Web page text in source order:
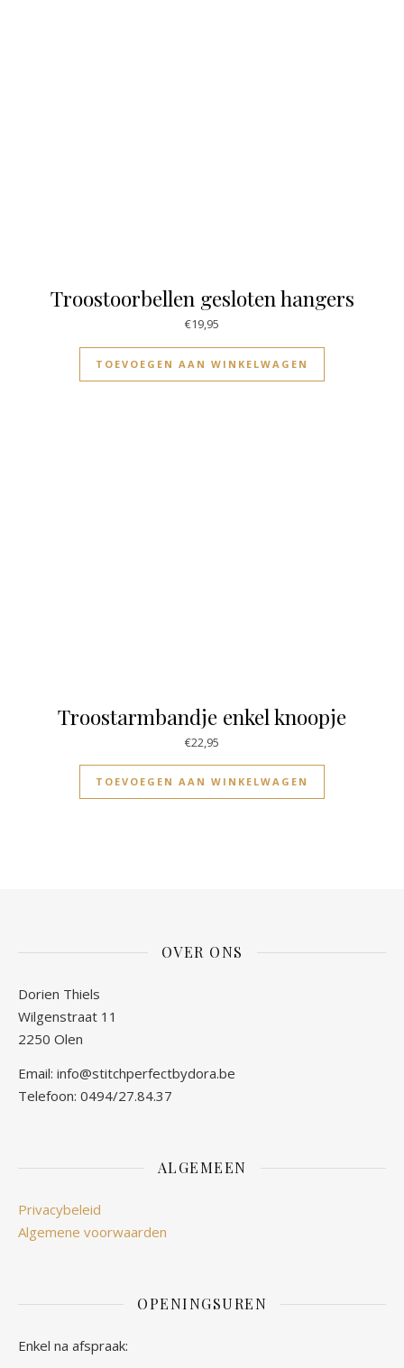
Troostoorbellen gesloten hangers
€19,95
TOEVOEGEN AAN WINKELWAGEN
Troostarmbandje enkel knoopje
€22,95
TOEVOEGEN AAN WINKELWAGEN
OVER ONS
Dorien Thiels
Wilgenstraat 11
2250 Olen
Email: info@stitchperfectbydora.be
Telefoon: 0494/27.84.37
ALGEMEEN
Privacybeleid
Algemene voorwaarden
OPENINGSUREN
Enkel na afspraak: